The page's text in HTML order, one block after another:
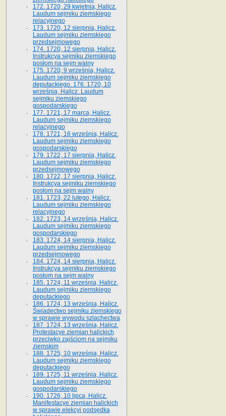
172. 1720, 29 kwietnia, Halicz.
Laudum sejmiku ziemskiego
relacyjnego
173. 1720, 12 sierpnia, Halicz.
Laudum sejmiku ziemskiego
przedsejmowego
174. 1720, 12 sierpnia, Halicz.
Instrukcya sejmiku ziemskiego
posłom na sejm walny
175. 1720, 9 września, Halicz.
Laudum sejmiku ziemskiego
deputackiego. 176. 1720, 10
września, Halicz. Laudum
sejmiku ziemskiego
gospodarskiego
177. 1721, 17 marca, Halicz.
Laudum sejmiku ziemskiego
relacyjnego
178. 1721, 16 września, Halicz.
Laudum sejmiku ziemskiego
gospodarskiego
179. 1722, 17 sierpnia, Halicz.
Laudum sejmiku ziemskiego
przedsejmowego
180. 1722, 17 sierpnia, Halicz.
Instrukcya sejmiku ziemskiego
posłom na sejm walny
181. 1723, 22 lutego, Halicz.
Laudum sejmiku ziemskiego
relacyjnego
182. 1723, 14 września, Halicz.
Laudum sejmiku ziemskiego
gospodarskiego
183. 1724, 14 sierpnia, Halicz.
Laudum sejmiku ziemskiego
przedsejmowego
184. 1724, 14 sierpnia, Halicz.
Instrukcya sejmiku ziemskiego
posłom na sejm walny
185. 1724, 11 września, Halicz.
Laudum sejmiku ziemskiego
deputackiego
186. 1724, 13 września, Halicz.
Świadectwo sejmiku ziemskiego
w sprawie wywodu szlachectwa
187. 1724, 13 września, Halicz.
Protestacye ziemian halickich
przeciwko zajściom na sejmiku
ziemskim
188. 1725, 10 września, Halicz.
Laudum sejmiku ziemskiego
deputackiego
189. 1725, 11 września, Halicz.
Laudum sejmiku ziemskiego
gospodarskiego
190. 1726, 10 lipca, Halicz.
Manifestacye ziemian halickich
w sprawie elekcyi podsędka